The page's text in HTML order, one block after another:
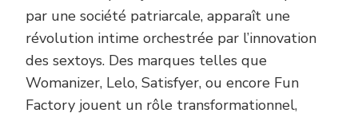
par une société patriarcale, apparaît une
révolution intime orchestrée par l’innovation
des sextoys. Des marques telles que
Womanizer, Lelo, Satisfyer, ou encore Fun
Factory jouent un rôle transformationnel,